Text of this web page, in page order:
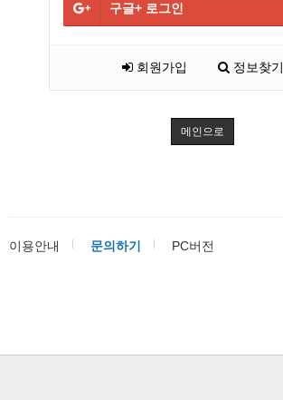
구글+ 로그인
회원가입 정보찾기
메인으로
이용안내 문의하기 PC버전